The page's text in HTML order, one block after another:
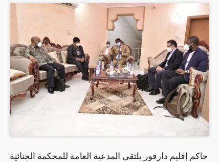
حاكم إقليم دارفور يلتقى المدعية العامة للمحكمة الجنائية